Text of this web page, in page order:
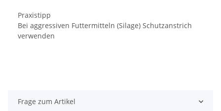
Praxistipp
Bei aggressiven Futtermitteln (Silage) Schutzanstrich
verwenden
Frage zum Artikel